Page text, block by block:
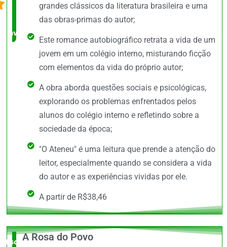
avaliado!
grandes clássicos da literatura brasileira e uma
das obras-primas do autor;
Este romance autobiográfico retrata a vida de um
jovem em um colégio interno, misturando ficção
com elementos da vida do próprio autor;
A obra aborda questões sociais e psicológicas,
explorando os problemas enfrentados pelos
alunos do colégio interno e refletindo sobre a
sociedade da época;
"O Ateneu" é uma leitura que prende a atenção do
leitor, especialmente quando se considera a vida
do autor e as experiências vividas por ele.
A partir de R$38,46
Escolha do
A Rosa do Povo